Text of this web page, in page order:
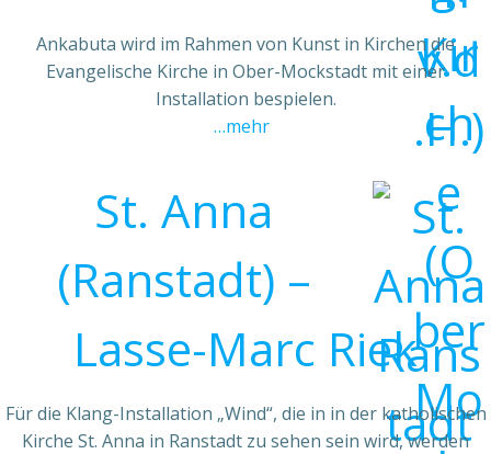
Ankabuta wird im Rahmen von Kunst in Kirchen die
Evangelische Kirche in Ober-Mockstadt mit einer
Installation bespielen.
…mehr
St. Anna
(Ranstadt) –
Lasse-Marc Riek
Für die Klang-Installation „Wind“, die in in der katholischen
Kirche St. Anna in Ranstadt zu sehen sein wird, werden